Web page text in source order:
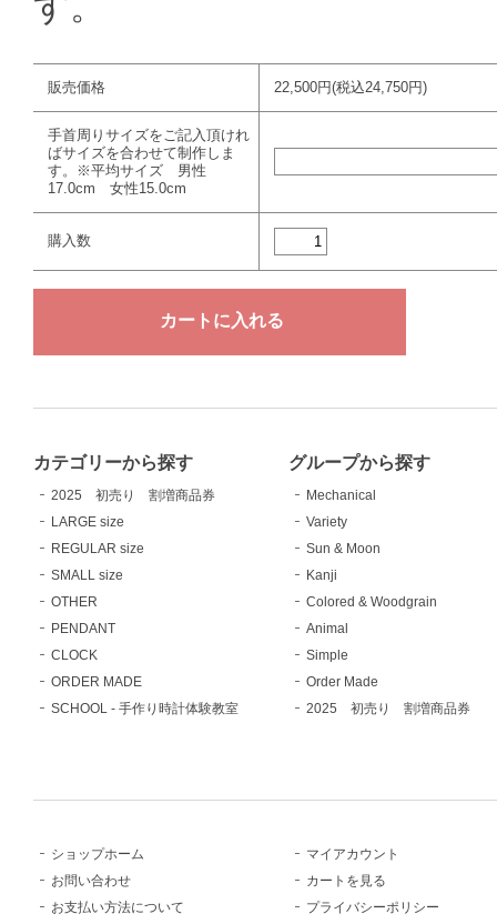
販売価格 22,500円(税込24,750円)
手首周りサイズをご記入頂けれ
ばサイズを合わせて制作しま
す。※平均サイズ 男性
17.0cm 女性15.0cm
購入数
カテゴリーから探す
2025 初売り 割増商品券
LARGE size
REGULAR size
SMALL size
OTHER
PENDANT
CLOCK
ORDER MADE
SCHOOL - 手作り時計体験教室
グループから探す
Mechanical
Variety
Sun & Moon
Kanji
Colored & Woodgrain
Animal
Simple
Order Made
2025 初売り 割増商品券
ショップホーム
お問い合わせ
お支払い方法について
マイアカウント
カートを見る
プライバシーポリシー